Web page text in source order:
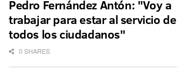
Pedro Fernández Antón: "Voy a
trabajar para estar al servicio de
todos los ciudadanos"
0 SHARES